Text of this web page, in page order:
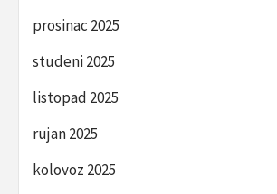
prosinac 2025
studeni 2025
listopad 2025
rujan 2025
kolovoz 2025